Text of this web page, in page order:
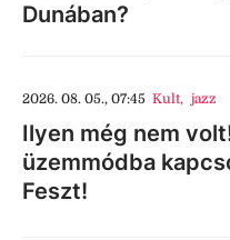
Dunában?
2026. 08. 05., 07:45 Kult, jazz
Ilyen még nem
üzemmódba
Feszt!